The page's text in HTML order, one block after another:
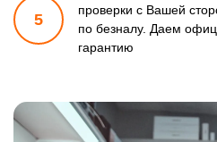
5
проверки с Вашей
по безналу. Даем
гарантию